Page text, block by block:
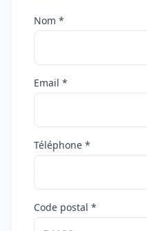
Nom *
Email *
Téléphone *
Code postal *